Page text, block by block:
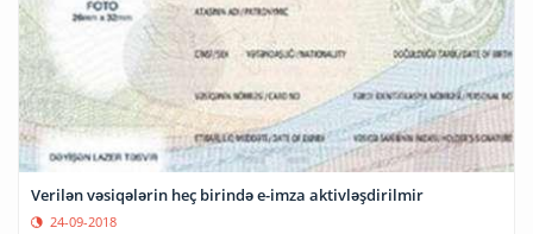
Verilən vəsiqələrin heç birində e-imza aktivləşdirilmir
24-09-2018